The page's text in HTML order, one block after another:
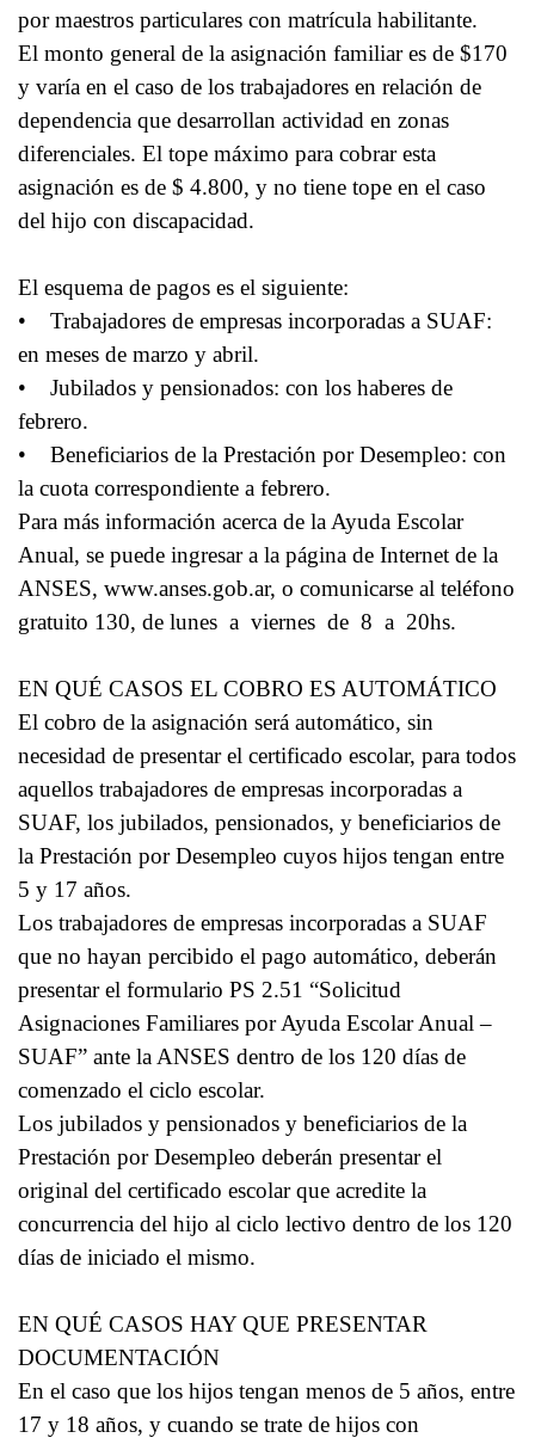
por maestros particulares con matrícula habilitante.
El monto general de la asignación familiar es de $170
y varía en el caso de los trabajadores en relación de
dependencia que desarrollan actividad en zonas
diferenciales. El tope máximo para cobrar esta
asignación es de $ 4.800, y no tiene tope en el caso
del hijo con discapacidad.
El esquema de pagos es el siguiente:
• Trabajadores de empresas incorporadas a SUAF:
en meses de marzo y abril.
• Jubilados y pensionados: con los haberes de
febrero.
• Beneficiarios de la Prestación por Desempleo: con
la cuota correspondiente a febrero.
Para más información acerca de la Ayuda Escolar
Anual, se puede ingresar a la página de Internet de la
ANSES, www.anses.gob.ar, o comunicarse al teléfono
gratuito 130, de lunes a viernes de 8 a 20hs.
EN QUÉ CASOS EL COBRO ES AUTOMÁTICO
El cobro de la asignación será automático, sin
necesidad de presentar el certificado escolar, para todos
aquellos trabajadores de empresas incorporadas a
SUAF, los jubilados, pensionados, y beneficiarios de
la Prestación por Desempleo cuyos hijos tengan entre
5 y 17 años.
Los trabajadores de empresas incorporadas a SUAF
que no hayan percibido el pago automático, deberán
presentar el formulario PS 2.51 “Solicitud
Asignaciones Familiares por Ayuda Escolar Anual –
SUAF” ante la ANSES dentro de los 120 días de
comenzado el ciclo escolar.
Los jubilados y pensionados y beneficiarios de la
Prestación por Desempleo deberán presentar el
original del certificado escolar que acredite la
concurrencia del hijo al ciclo lectivo dentro de los 120
días de iniciado el mismo.
EN QUÉ CASOS HAY QUE PRESENTAR
DOCUMENTACIÓN
En el caso que los hijos tengan menos de 5 años, entre
17 y 18 años, y cuando se trate de hijos con